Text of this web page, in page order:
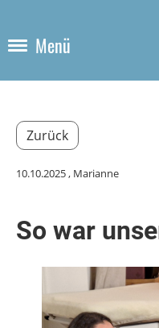
Menü
Zurück
10.10.2025, Marianne
So war